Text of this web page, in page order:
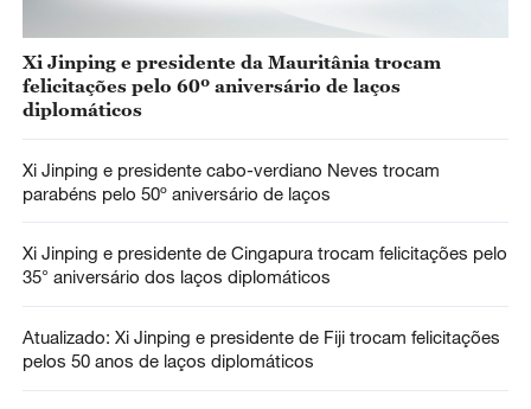
Xi Jinping e presidente da Mauritânia trocam
felicitações pelo 60º aniversário de laços
diplomáticos
Xi Jinping e presidente cabo-verdiano Neves trocam
parabéns pelo 50º aniversário de laços
Xi Jinping e presidente de Cingapura trocam felicitações pelo
35° aniversário dos laços diplomáticos
Atualizado: Xi Jinping e presidente de Fiji trocam felicitações
pelos 50 anos de laços diplomáticos